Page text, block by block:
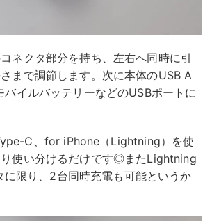
ネクタ部分を持ち、左右へ同時に引
まで調節します。次に本体のUSB A
バイルバッテリーなどのUSBポートに
C、for iPhone（Lightning）を使
り使い分けるだけです◎またLightning
限り、2台同時充電も可能というか